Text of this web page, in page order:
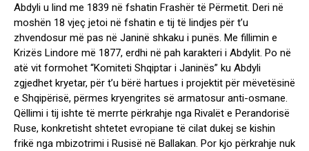
Abdyli u lind me 1839 në fshatin Frashër të Përmetit. Deri në
moshën 18 vjeç jetoi në fshatin e tij të lindjes për t’u
zhvendosur më pas në Janinë shkaku i punës. Me fillimin e
Krizës Lindore më 1877, erdhi në pah karakteri i Abdylit. Po në
atë vit formohet “Komiteti Shqiptar i Janinës” ku Abdyli
zgjedhet kryetar, për t’u bërë hartues i projektit për mëvetësinë
e Shqipërisë, përmes kryengrites së armatosur anti-osmane.
Qëllimi i tij ishte të merrte përkrahje nga Rivalët e Perandorisë
Ruse, konkretisht shtetet evropiane të cilat dukej se kishin
frikë nga mbizotrimi i Rusisë në Ballakan. Por kjo përkrahje nuk